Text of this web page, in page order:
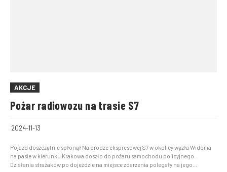
AKCJE
Pożar radiowozu na trasie S7
2024-11-13
Pojazd doszczętnie spłonął Na drodze ekspresowej S7 w okolicy węzła Widoma
na pasie w kierunku Krakowa doszło do pożaru samochodu policyjnego.
Działania strażaków po dojeździe na miejsce zdarzenia polegały na jego